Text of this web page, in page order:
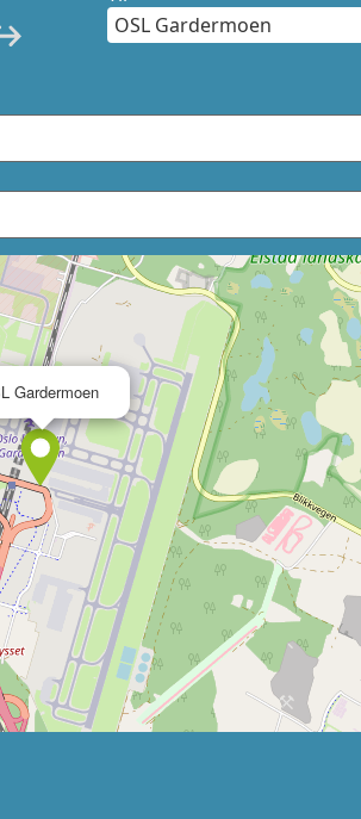
Gardermoen